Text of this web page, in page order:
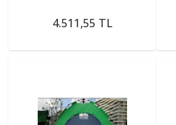
4.511,55 TL